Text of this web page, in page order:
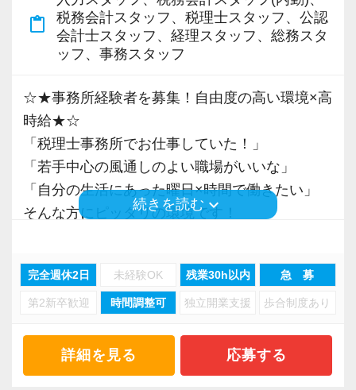
【スタートアップ企業の支援に特化した税理士
法人です！】
上。
株式上場を目指すスタートアップ支援に特化し
た税理士事務所です。
スタートアップ企業が成長していく過程で、必
要なサポートができるのが大きな強み。
「スタートアップ支援No1はGemstone税理士法
お客様は上場会社、ベンチャー企業から大学教
授、士業までさまざまですが、共通しているの
は、今まさに急成⻑中の企業が多いというこ
と。
テレビや雑誌等で、取り上げられる企業も少な
くありません。富裕層向け税務実務も経験可
content_paste
税務会計スタッフ、税理士スタッフ、公認
会計士スタッフ、経理スタッフ、総務スタ
ッフ、事務スタッフ
☆★事務所経験者を募集！自由度の高い環境×高
時給★☆
「税理士事務所でお仕事していた！」
「若手中心の風通しのよい職場がいいな」
「自分の生活にあった曜日×時間で働きたい」
そんな方にピッタリの環境です！
赤坂見附に事務所を構える税理士法人Tax Lab
事業規模拡大計画による案件増加に伴う各人の
業務量を分散するため新たなスタッフを募集し
続きを読むkeyboard_arrow_down
完全週休2日 未経験OK 残業30h以内 急 募
第2新卒歓迎 時間調整可 独立開業支援 歩合制度あり
詳細を見る 応募する